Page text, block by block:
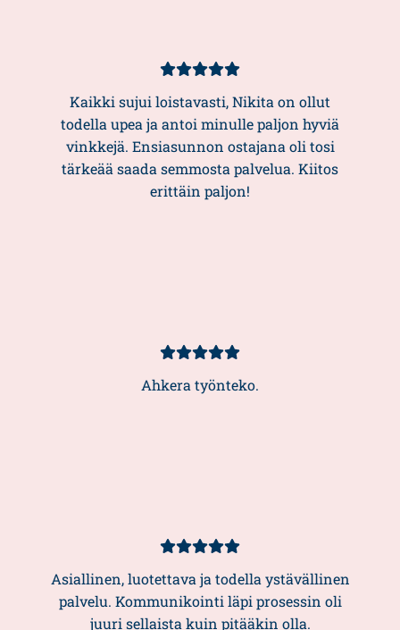
Asiakasarvio
5/5
Kaikki sujui loistavasti, Nikita on ollut
todella upea ja antoi minulle paljon hyviä
vinkkejä. Ensiasunnon ostajana oli tosi
tärkeää saada semmosta palvelua. Kiitos
erittäin paljon!
Asiakasarvio
5/5
Ahkera työnteko.
Asiakasarvio
5/5
Asiallinen, luotettava ja todella ystävällinen
palvelu. Kommunikointi läpi prosessin oli
juuri sellaista kuin pitääkin olla.